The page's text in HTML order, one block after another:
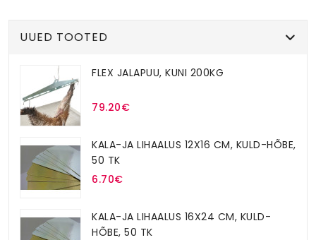
UUED TOOTED
FLEX JALAPUU, KUNI 200KG
79.20€
KALA-JA LIHAALUS 12X16 CM, KULD-HÕBE,
50 TK
6.70€
KALA-JA LIHAALUS 16X24 CM, KULD-
HÕBE, 50 TK